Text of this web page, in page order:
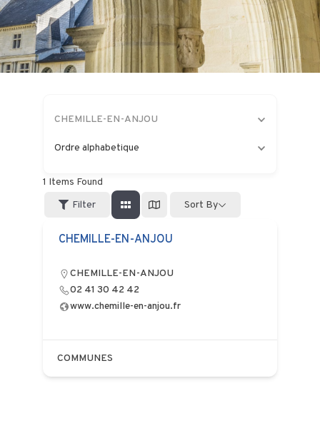
CHEMILLE-EN-ANJOU
Ordre alphabetique
1 Items Found
Filter
Sort By
CHEMILLE-EN-ANJOU
CHEMILLE-EN-ANJOU
02 41 30 42 42
www.chemille-en-anjou.fr
COMMUNES